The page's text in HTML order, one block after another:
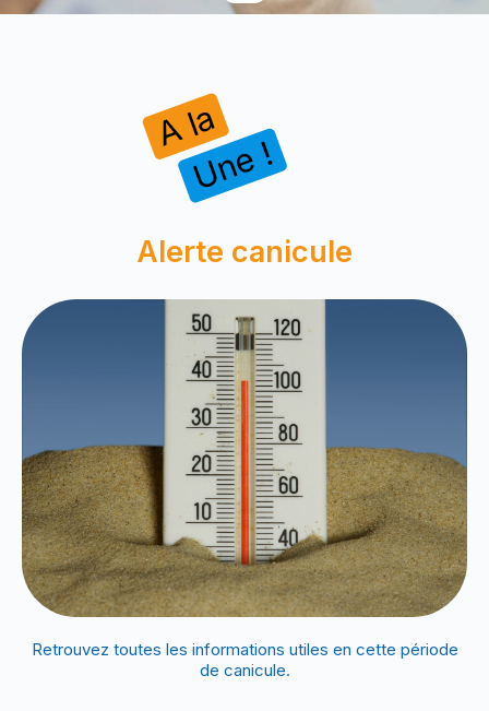
A la
Une !
Alerte canicule
Retrouvez toutes les informations utiles en cette période
de canicule.